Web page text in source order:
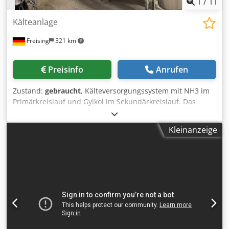
Freising 321 km
Kälteanlage
Preisinfo Anrufen
Zustand: gebraucht, Kälteversorgungssystem mit NH3 im
Primärkreislauf und Gylkol im Sekundärkreislauf. Das
System besteht aus den folgenden Komponenten: 1. 2
Stück Källtekompressoren zur Verdichtung von NH3,
davon: - 1 x Kolbenversichter (Sabroe, 2008) mit 75 KW
von 0°C auf -3°C abgekühlt. Das Glykol transportiert die
Kälte in den Prozess. 3. Kondensator zur Verflüssigung von
NH3 (Evapco, 2002) mit einer Kondensationsleitung von
Kleinanzeige